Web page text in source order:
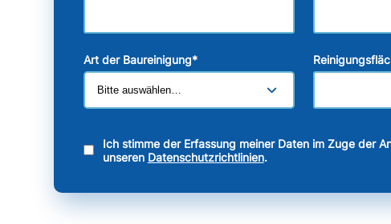
Art der Baureinigung*
Ich stimme der Erfassung meiner Daten im Zuge der
unseren Datenschutzrichtlinien.